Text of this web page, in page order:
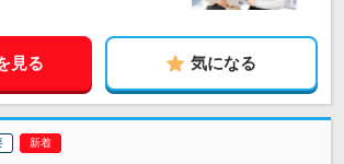
見る 気になる